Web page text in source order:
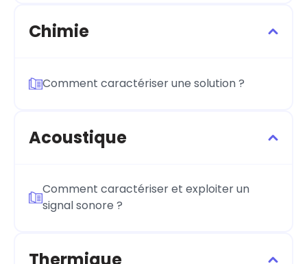
Chimie
Comment caractériser une solution ?
Acoustique
Comment caractériser et exploiter un
signal sonore ?